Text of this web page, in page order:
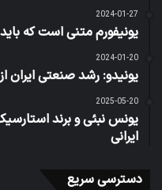
2024-01-27
یونیفورم متنی است که
2024-01-20
یونیدو: رشد صنعتی ایران از 164 کشور جهان بیشتر
2025-05-20
یونس نبئی و برند
ایرانی
دسترسی سریع